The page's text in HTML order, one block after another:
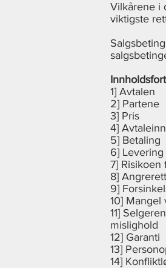
Vilkårene i
viktigste
1] Avtalen
2] Partene
3] Pris
4]
5] Betaling
6] Levering
7] Risikoen
8] Angrerett
9]
10] Mangel
11]
mislighold
12] Garanti
13]
14]